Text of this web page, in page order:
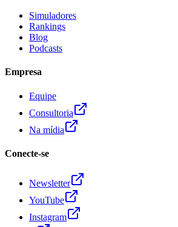
Simuladores
Rankings
Blog
Podcasts
Empresa
Equipe
Consultoria
Na mídia
Conecte-se
Newsletter
YouTube
Instagram